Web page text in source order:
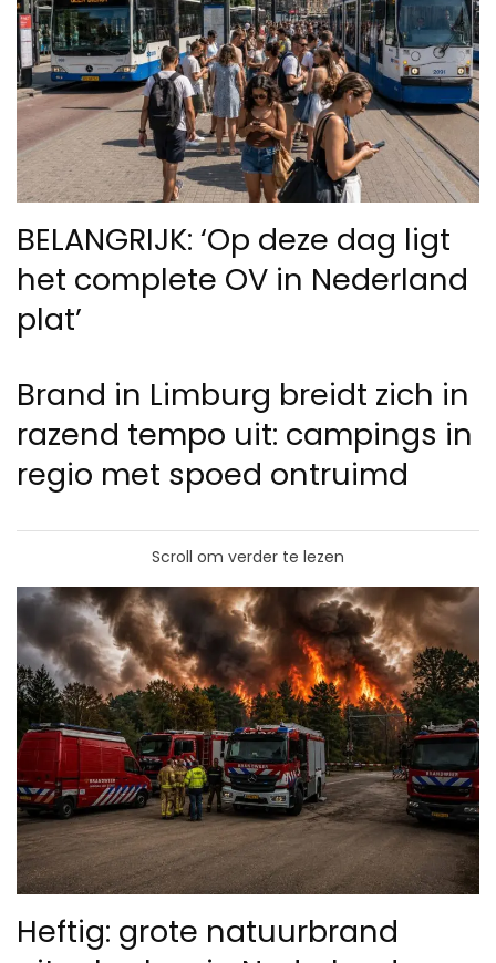
BELANGRIJK: ‘Op deze dag ligt
het complete OV in Nederland
plat’
Brand in Limburg breidt zich in
razend tempo uit: campings in
regio met spoed ontruimd
Scroll om verder te lezen
Heftig: grote natuurbrand